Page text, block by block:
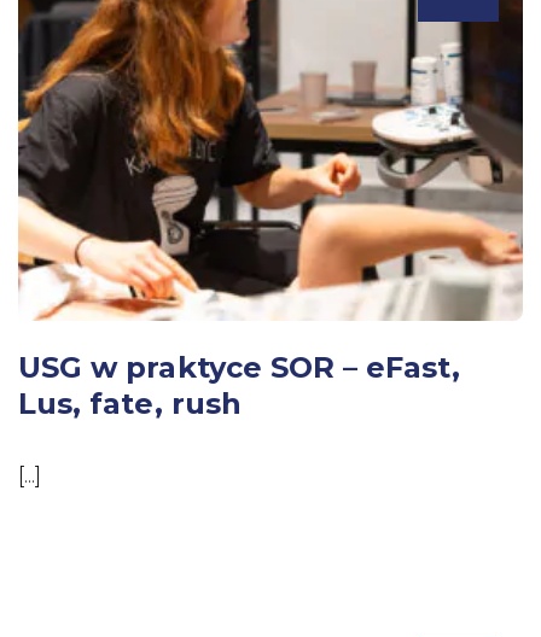
USG w praktyce SOR – eFast,
Lus, fate, rush
[...]